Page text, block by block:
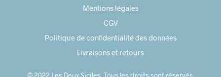
Mentions légales
CGV
Politique de confidentialité des données
Livraisons et retours
© 2022 Les Deux Siciles. Tous les droits sont réservés.